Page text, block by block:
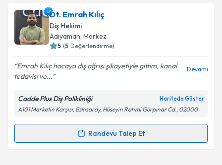
Dt. Emrah Kılıç
Diş Hekimi
Adıyaman, Merkez
5 (5 Değerlendirme)
Emrah Kılıç hocaya diş ağrısı şikayetiyle gittim, kanal
tedavisi ve...
Devamı
Cadde Plus Diş Polikliniği Haritada Göster
A101 Marketin Karşısı, Eskisaray, Hüseyin Rahmi Gürpınar Cd., 02000
Randevu Talep Et
Randevu Takvimi Talebi